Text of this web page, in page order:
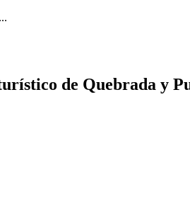
de Quebrada y